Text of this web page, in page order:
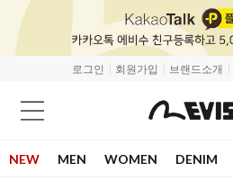
로그인 회원가입 브랜드소개
NEW MEN WOMEN DENIM